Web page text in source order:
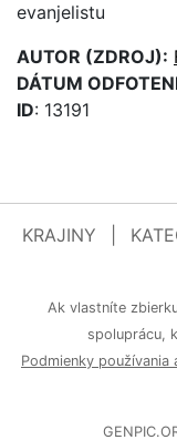
evanjelistu
AUTOR (ZDROJ):
DÁTUM
ID: 13191
KRAJINY
Ak vlastníte
spoluprácu,
Podmienky používania